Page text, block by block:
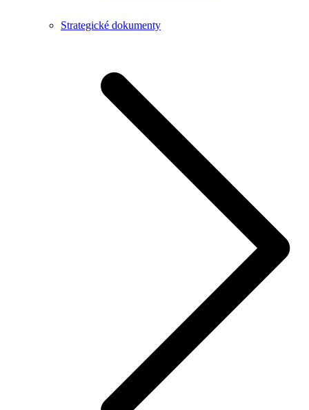
Strategické dokumenty